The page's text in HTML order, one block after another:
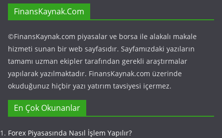
FinansKaynak.Com
©FinansKaynak.com piyasalar ve borsa ile alakalı makale
hizmeti sunan bir web sayfasıdır. Sayfamızdaki yazıların
tamamı uzman ekipler tarafından gerekli araştırmalar
yapılarak yazılmaktadır. FinansKaynak.com üzerinde
okuduğunuz hiçbir yazı yatırım tavsiyesi içermez.
En Çok Okunanlar
Forex Piyasasında Nasıl İşlem Yapılır?